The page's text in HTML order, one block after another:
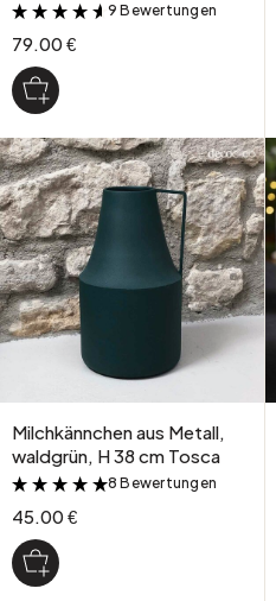
&
9 Bewertungen
79.00 €
Milchkännchen aus Metall,
waldgrün, H 38 cm Tosca
&
8 Bewertungen
45.00 €